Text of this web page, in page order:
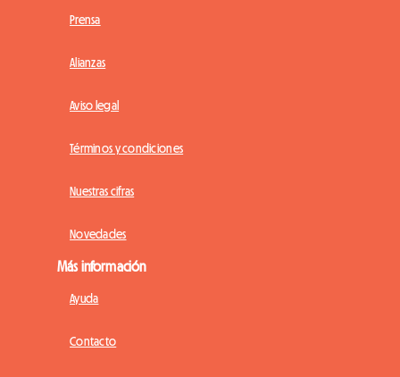
Prensa
Alianzas
Aviso legal
Términos y condiciones
Nuestras cifras
Novedades
Más información
Ayuda
Contacto